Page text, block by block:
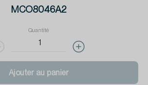
MCO8046A2
Quantité
Ajouter au panier